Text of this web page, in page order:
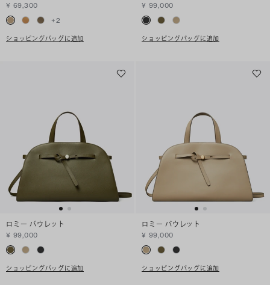
¥ 69,300
+2
ショッピングバッグに追加
¥ 99,000
ショッピングバッグに追加
ロミー バウレット
¥ 99,000
ショッピングバッグに追加
ロミー バウレット
¥ 99,000
ショッピングバッグに追加